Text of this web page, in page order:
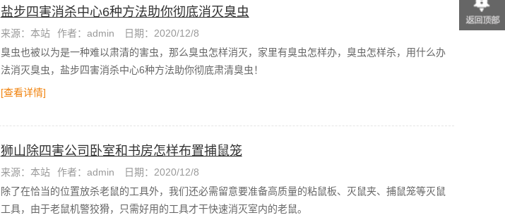
盐步四害消杀中心6种方法助你彻底消灭臭虫
来源：本站 作者：admin
日期：2020/12/8
臭虫也被以为是一种难以肃清的害虫，那么臭虫怎样消灭，家里有臭虫怎样办，臭虫怎样杀，用什么办
法消灭臭虫，盐步四害消杀中心6种方法助你彻底肃清臭虫！
[查看详情]
狮山除四害公司卧室和书房怎样布置捕鼠笼
来源：本站 作者：admin
日期：2020/12/8
除了在恰当的位置放杀老鼠的工具外，我们还必需留意要准备高质量的粘鼠板、灭鼠夹、捕鼠笼等灭鼠
工具，由于老鼠机警狡猾，只需好用的工具才干快速消灭室内的老鼠。